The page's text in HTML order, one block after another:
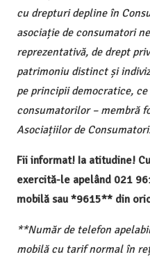
cu drepturi depline în
asociație de consumatori
reprezentativă, de drept
patrimoniu distinct și
pe principii democratice,
consumatorilor – membră
Asociațiilor de
Fii informat! Ia atitudine!
exercită-le apelând 021
mobilă sau *9615** din
**Număr de telefon
mobilă cu tarif normal în